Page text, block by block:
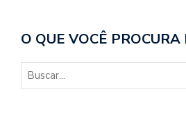
O QUE VOCÊ PROCURA